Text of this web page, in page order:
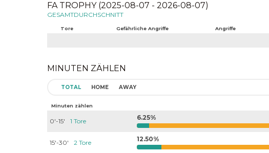
FA TROPHY (2025-08-07 - 2026-08-07)
GESAMTDURCHSCHNITT
Tore Gefährliche Angriffe Angriffe
MINUTEN ZÄHLEN
TOTAL HOME AWAY
Minuten zählen
0'-15' 1 Tore 6.25%
15'-30' 2 Tore 12.50%